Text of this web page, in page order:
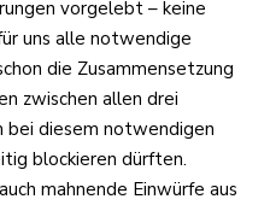
vorgelebt – keine
uns alle notwendige
die Zusammensetzung
zwischen allen drei
bei diesem notwendigen
blockieren dürften.
mahnende Einwürfe aus